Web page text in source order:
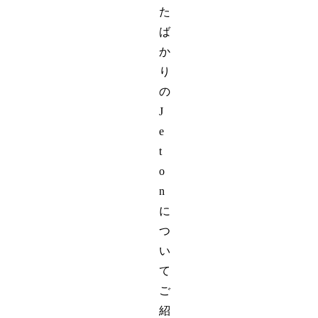
た
ば
か
り
の
J
e
t
o
n
に
つ
い
て
ご
紹